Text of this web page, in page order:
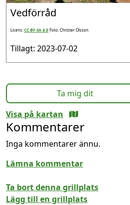
Vedförråd
Licens:CC BY-SA 4.0Foto: Christer Olsson
Tillagt: 2023-07-02
Ta mig dit
Visa på kartan
Kommentarer
Inga kommentarer ännu.
Lämna kommentar
Ta bort denna grillplats
Lägg till en grillplats